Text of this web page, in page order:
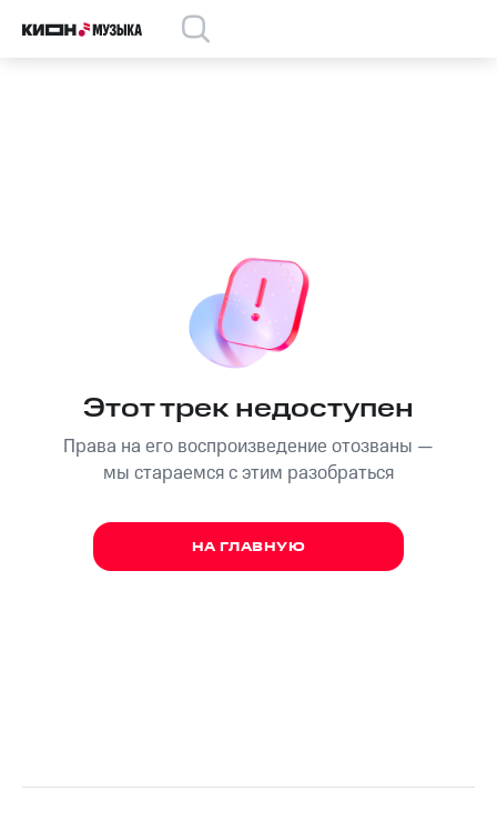
Этот трек недоступен
Права на его воспроизведение отозваны —
мы стараемся с этим разобраться
НА ГЛАВНУЮ